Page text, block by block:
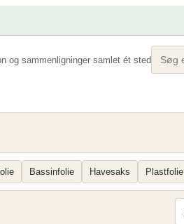
og sammenligninger samlet ét sted
Bassinfolie Havesaks Plastfolie